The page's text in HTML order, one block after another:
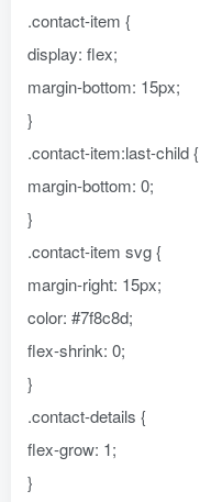
.contact-item {
display: flex;
margin-bottom: 15px;
}
.contact-item:last-child {
margin-bottom: 0;
}
.contact-item svg {
margin-right: 15px;
color: #7f8c8d;
flex-shrink: 0;
}
.contact-details {
flex-grow: 1;
}